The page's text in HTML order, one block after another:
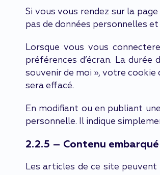
Si vous vous rendez sur la
pas de données personnelles
Lorsque vous vous
préférences d’écran. La durée
souvenir de moi », votre cookie
sera effacé.
En modifiant ou en publiant
personnelle. Il indique
2.2.5 – Contenu
Les articles de ce site peuvent